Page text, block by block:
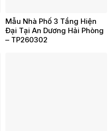
Mẫu Nhà Phố 3 Tầng Hiện
Đại Tại An Dương Hải Phòng
– TP260302